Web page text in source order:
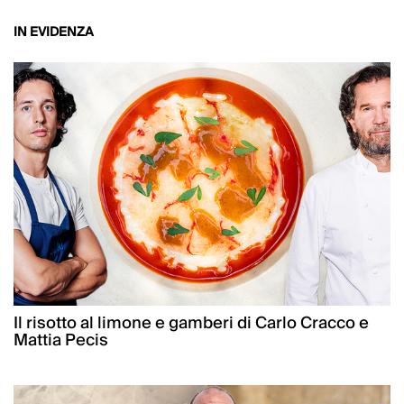
IN EVIDENZA
Il risotto al limone e gamberi di Carlo Cracco e
Mattia Pecis